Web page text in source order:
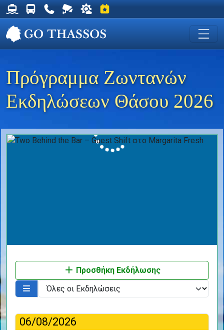
Δρομολόγια Φέρυ για Θάσο
Δρομολόγια Λεωφορείων Θάσου
Χρήσιμα Τηλέφωνα
Ζωντανή Κάμερα στη Χρυσή Ακτή
Ο καιρός στη Θάσο
Εκδηλώσεις στη Θάσο
Πρόγραμμα Ζωντανών
Εκδηλώσεων Θάσου 2026
Προσθήκη Εκδήλωσης
06/08/2026